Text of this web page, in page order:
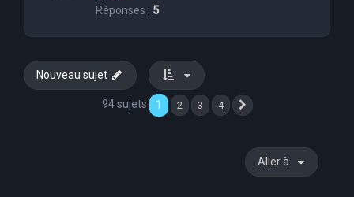
Réponses : 5
Nouveau sujet
94 sujets 1 2 3 4
Aller à